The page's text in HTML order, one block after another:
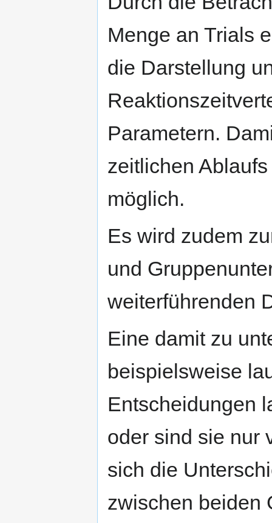
Menge an Trials
die Darstellung
Parametern.
zeitlichen
möglich.
Es wird zudem
und
weiterführenden
Eine damit zu
beispielsweise
Entscheidungen
oder sind sie nur
sich die
zwischen beiden